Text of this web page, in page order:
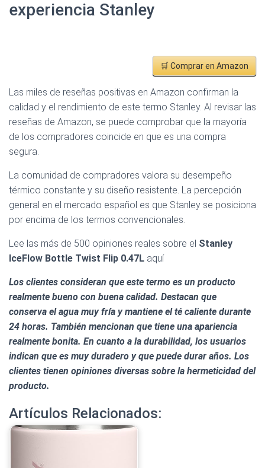
experiencia Stanley
🛒 Comprar en Amazon
Las miles de reseñas positivas en Amazon confirman la
calidad y el rendimiento de este termo Stanley. Al revisar las
reseñas de Amazon, se puede comprobar que la mayoría
de los compradores coincide en que es una compra
segura.
La comunidad de compradores valora su desempeño
térmico constante y su diseño resistente. La percepción
general en el mercado español es que Stanley se posiciona
por encima de los termos convencionales.
Lee las más de 500 opiniones reales sobre el Stanley
IceFlow Bottle Twist Flip 0.47L aquí
Los clientes consideran que este termo es un producto
realmente bueno con buena calidad. Destacan que
conserva el agua muy fría y mantiene el té caliente durante
24 horas. También mencionan que tiene una apariencia
realmente bonita. En cuanto a la durabilidad, los usuarios
indican que es muy duradero y que puede durar años. Los
clientes tienen opiniones diversas sobre la hermeticidad del
producto.
Artículos Relacionados: